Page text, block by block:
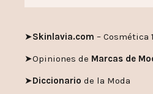
➤Skinlavia.com – Cosmética
➤Opiniones de Marcas de
➤Diccionario de la Moda